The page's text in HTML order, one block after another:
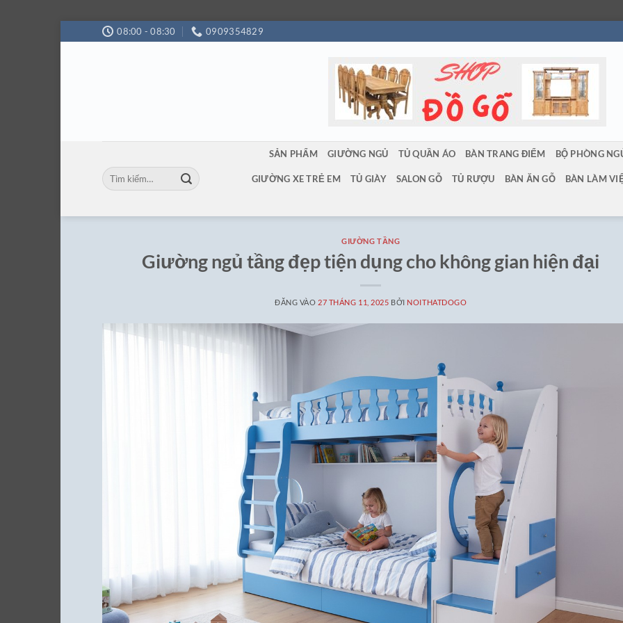
qua
08:00 - 08:30 0909354829
Tìm
kiếm:
SẢN PHẨM GIƯỜNG NGỦ TỦ QUẦN ÁO BÀN TRANG ĐIỂM BỘ PHÒNG
GIƯỜNG XE TRẺ EM TỦ GIÀY SALON GỖ TỦ RƯỢU BÀN ĂN GỖ BÀN LÀM
GIƯỜNG TẦNG
Giường ngủ tầng đẹp tiện dụng cho không gian hiện đại
ĐĂNG VÀO 27 THÁNG 11, 2025 BỞI NOITHATDOGO